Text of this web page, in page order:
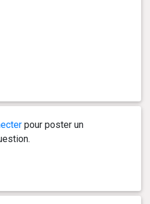
pour poster un